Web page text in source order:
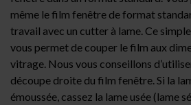
même le film fenêtre de format
travail avec un cutter à lame. Ce
vous permet de couper le film aux
vitrage. Nous vous conseillons
découpe droite du film fenêtre. Si la
émoussée, cassez la lame usée (lame